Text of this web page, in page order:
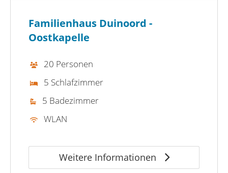
Familienhaus Duinoord -
Oostkapelle
20 Personen
5 Schlafzimmer
5 Badezimmer
WLAN
Weitere Informationen